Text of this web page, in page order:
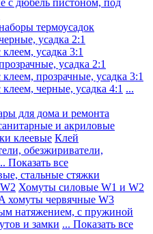
с дюбель пистоном, под
термоусадок
усадка 2:1
усадка 3:1
усадка 2:1
прозрачные, усадка 3:1
черные, усадка 4:1 ...
для дома и ремонта
и акриловые
клеевые Клей
обезжириватели,
Показать все
стальные стяжки
Хомуты силовые W1 и W2
хомуты червячные W3
натяжением, с пружиной
и замки ... Показать все